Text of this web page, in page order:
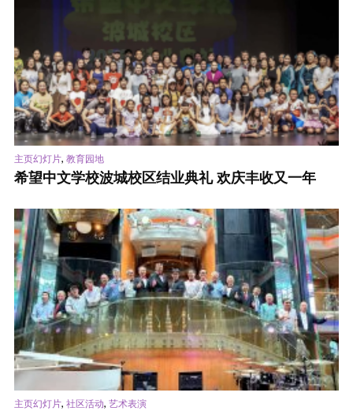
主页幻灯片, 教育园地
希望中文学校波城校区结业典礼 欢庆丰收又一年
主页幻灯片, 社区活动, 艺术表演